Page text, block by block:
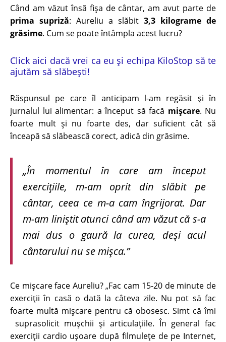
Când am văzut însă fișa de cântar, am avut parte de
prima supriză: Aureliu a slăbit 3,3 kilograme de
grăsime. Cum se poate întâmpla acest lucru?
Click aici dacă vrei ca eu și echipa KiloStop să te
ajutăm să slăbești!
Răspunsul pe care îl anticipam l-am regăsit și în
jurnalul lui alimentar: a început să facă mișcare. Nu
foarte mult și nu foarte des, dar suficient cât să
înceapă să slăbească corect, adică din grăsime.
„În momentul în care am început
exercițiile, m-am oprit din slăbit pe
cântar, ceea ce m-a cam îngrijorat. Dar
m-am liniștit atunci când am văzut că s-a
mai dus o gaură la curea, deși acul
cântarului nu se mișca.”
Ce mișcare face Aureliu? „Fac cam 15-20 de minute de
exerciții în casă o dată la câteva zile. Nu pot să fac
foarte multă mișcare pentru că obosesc. Simt că îmi
suprasolicit mușchii și articulațiile. În general fac
exerciții cardio uşoare după filmulețe de pe Internet,